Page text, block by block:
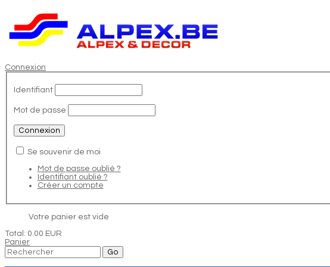
Connexion
Identifiant
Mot de passe
Se souvenir de moi
Mot de passe oublié ?
Identifiant oublié ?
Créer un compte
Votre panier est vide
Total: 0.00 EUR
Panier